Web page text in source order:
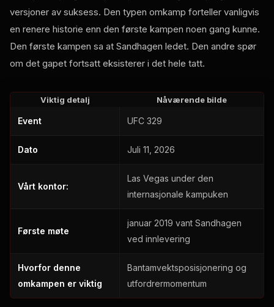
versjoner av suksess. Den typen omkamp forteller vanligvis
en renere historie enn den første kampen noen gang kunne.
Den første kampen sa at Sandhagen ledet. Den andre spør
om det gapet fortsatt eksisterer i det hele tatt.
Viktig detalj Nåværende bilde
Event UFC 329
Dato Juli 11, 2026
Vårt kontor:
Las Vegas under den
internasjonale kampuken
Første møte
januar 2019 vant Sandhagen
ved innlevering
Hvorfor denne
omkampen er viktig
Bantamvektsposisjonering og
utfordrermomentum